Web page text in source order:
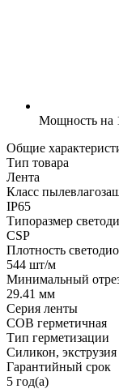
Мощность на
Общие
Тип товара
Лента
Класс
IP65
Типоразмер
CSP
Плотность
544 шт/м
Минимальный
29.41 мм
Серия ленты
COB герметичная
Тип герметизации
Силикон,
Гарантийный срок
5 год(а)